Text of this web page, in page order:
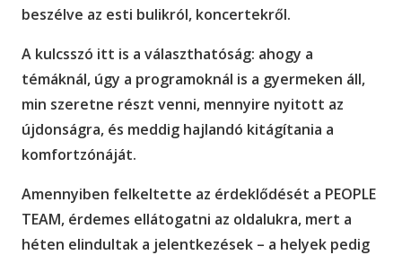
beszélve az esti bulikról, koncertekről.
A kulcsszó itt is a választhatóság: ahogy a
témáknál, úgy a programoknál is a gyermeken áll,
min szeretne részt venni, mennyire nyitott az
újdonságra, és meddig hajlandó kitágítania a
komfortzónáját.
Amennyiben felkeltette az érdeklődését a PEOPLE
TEAM, érdemes ellátogatni az oldalukra, mert a
héten elindultak a jelentkezések – a helyek pedig